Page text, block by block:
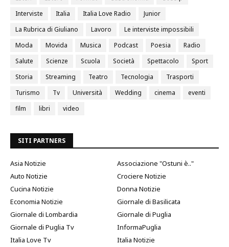
Interviste
Italia Italia Love Radio
Junior
La Rubrica di Giuliano
Lavoro
Le interviste impossibili
Moda
Movida Musica Podcast Poesia
Radio
Salute
Scienze Scuola Società Spettacolo
Sport
Storia
Streaming Teatro Tecnologia
Trasporti
Turismo
Tv Università Wedding cinema
eventi
film
libri video
SITI PARTNERS
Asia Notizie
Associazione "Ostuni è.."
Auto Notizie
Crociere Notizie
Cucina Notizie
Donna Notizie
Economia Notizie
Giornale di Basilicata
Giornale di Lombardia
Giornale di Puglia
Giornale di Puglia Tv
InformaPuglia
Italia Love Tv
Italia Notizie